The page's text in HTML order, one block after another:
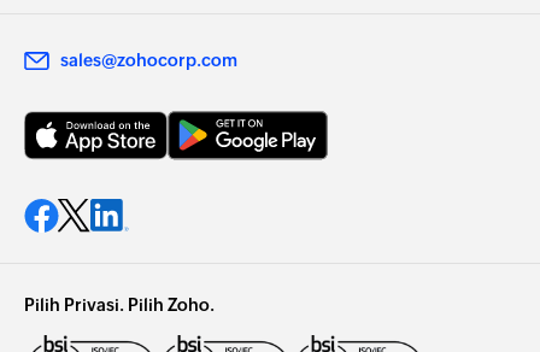
sales@zohocorp.com
Pilih Privasi. Pilih Zoho.